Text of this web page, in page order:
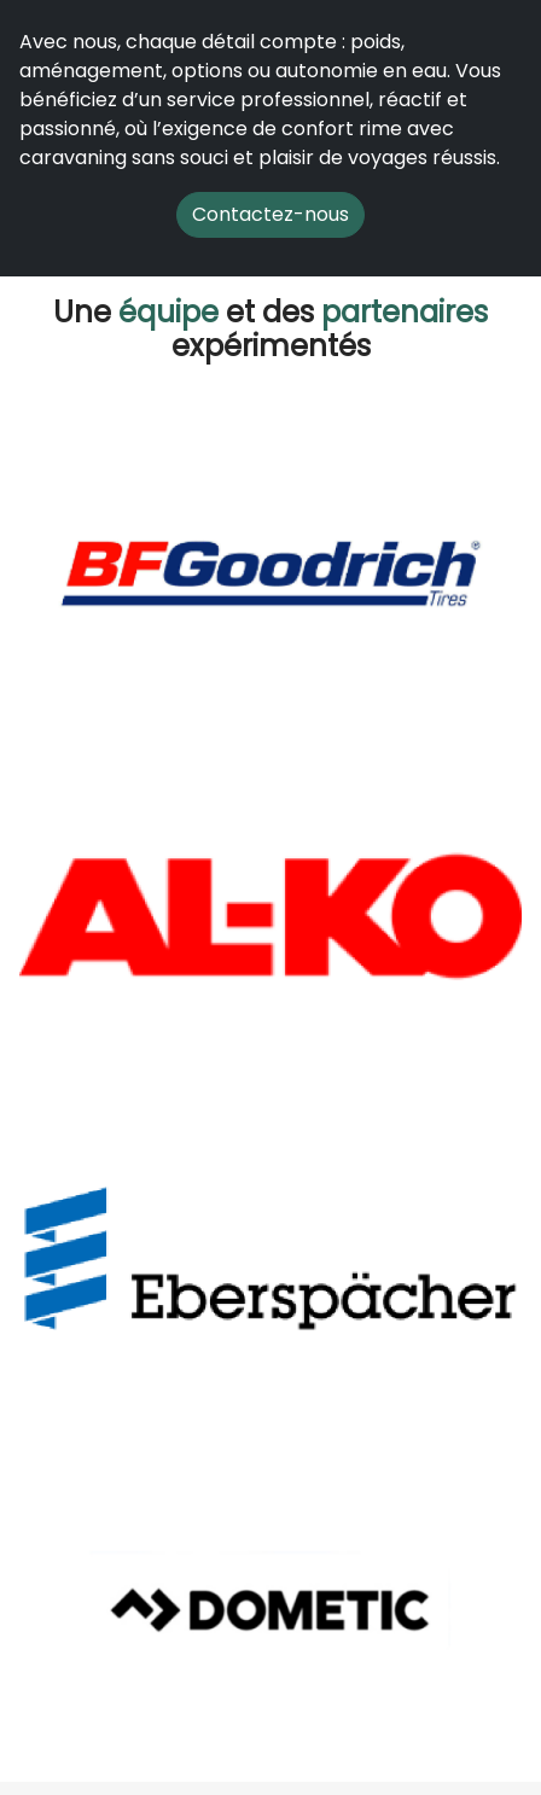
Avec nous, chaque détail compte : poids,
aménagement, options ou autonomie en eau. Vous
bénéficiez d’un service professionnel, réactif et
passionné, où l’exigence de confort rime avec
caravaning sans souci et plaisir de voyages réussis.
Contactez-nous
Une équipe et des partenaires
expérimentés